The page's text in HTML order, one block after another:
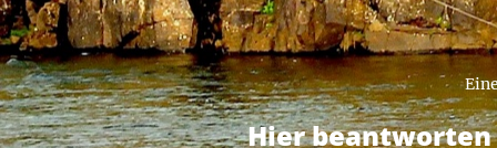
Hier beantworten